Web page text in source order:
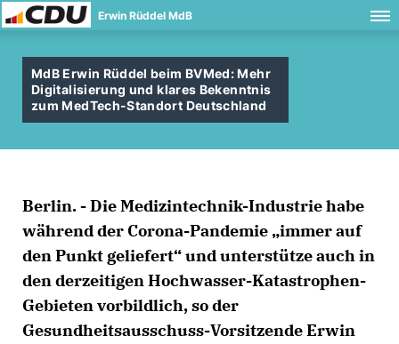
Erwin Rüddel MdB
MdB Erwin Rüddel beim BVMed: Mehr
Digitalisierung und klares Bekenntnis
zum MedTech-Standort Deutschland
Berlin. - Die Medizintechnik-Industrie habe
während der Corona-Pandemie „immer auf
den Punkt geliefert“ und unterstütze auch in
den derzeitigen Hochwasser-Katastrophen-
Gebieten vorbildlich, so der
Gesundheitsausschuss-Vorsitzende Erwin